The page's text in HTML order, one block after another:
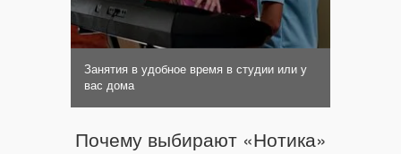
Занятия в удобное время в студии или у
вас дома
Почему выбирают «Нотика»